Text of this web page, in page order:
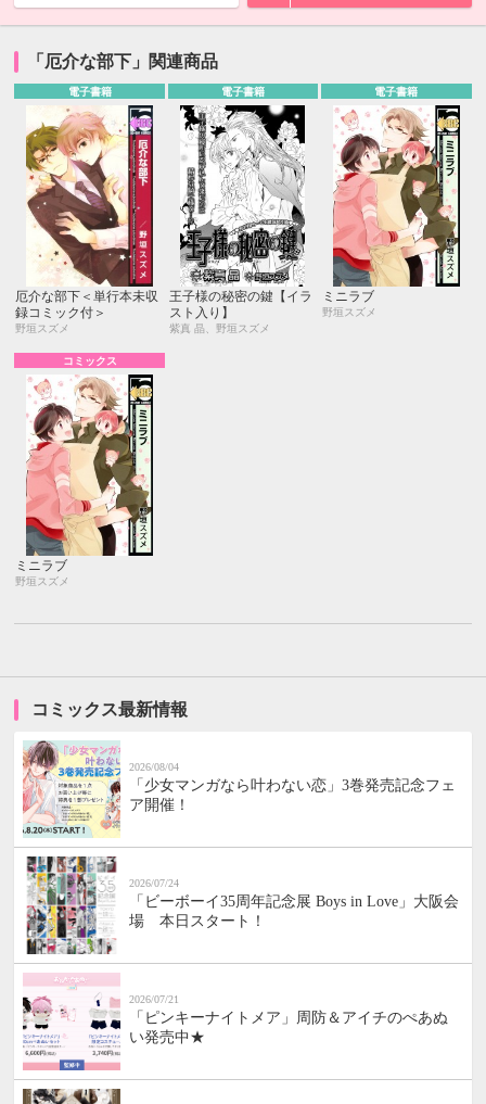
「厄介な部下」関連商品
電子書籍
厄介な部下＜単行本未収
録コミック付＞
野垣スズメ
電子書籍
王子様の秘密の鍵【イラ
スト入り】
紫真 晶、野垣スズメ
電子書籍
ミニラブ
野垣スズメ
コミックス
ミニラブ
野垣スズメ
コミックス最新情報
2026/08/04
「少女マンガなら叶わない恋」3巻発売記念フェ
ア開催！
2026/07/24
「ビーボーイ35周年記念展 Boys in Love」大阪会
場 本日スタート！
2026/07/21
「ピンキーナイトメア」周防＆アイチのぺあぬ
い発売中★